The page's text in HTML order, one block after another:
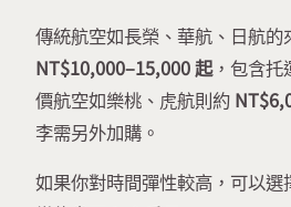
傳統航空如長榮、華航、日航的
NT$10,000–15,000 起，包含托
價航空如樂桃、虎航則約
李需另外加購。
如果你對時間彈性較高，可以